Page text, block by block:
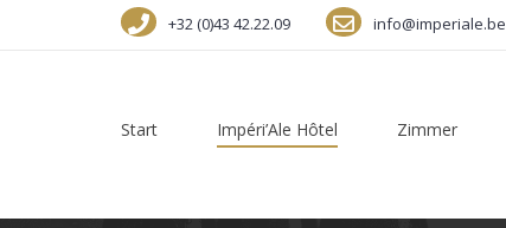
+32 (0)43 42.22.09 info@imperiale.be
Start Impéri’Ale Hôtel Zimmer